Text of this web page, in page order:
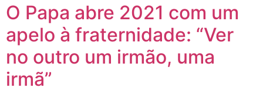
O Papa abre 2021 com um
apelo à fraternidade: “Ver
no outro um irmão, uma
irmã”